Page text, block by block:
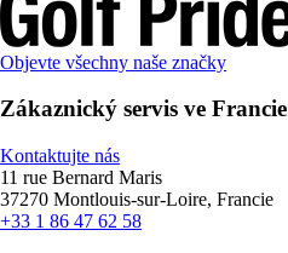
Objevte všechny naše značky
Zákaznický servis ve Francie
Kontaktujte nás
11 rue Bernard Maris
37270 Montlouis-sur-Loire, Francie
+33 1 86 47 62 58